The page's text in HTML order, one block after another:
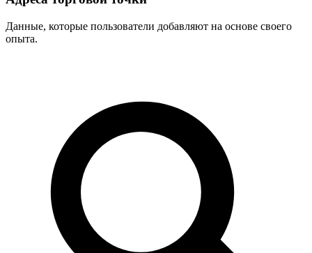
Данные, которые пользователи добавляют на основе своего
опыта.